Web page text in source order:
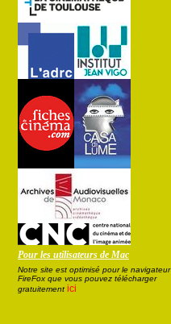
Pour les utilisateurs de Mac
Notre site est optimisé pour le navigateur
FireFox que vous pouvez télécharger
gratuitement ici